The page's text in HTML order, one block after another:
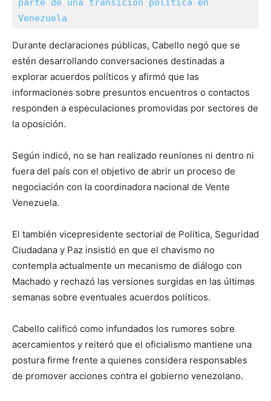
parte de una transición política en
Venezuela
Durante declaraciones públicas, Cabello negó que se
estén desarrollando conversaciones destinadas a
explorar acuerdos políticos y afirmó que las
informaciones sobre presuntos encuentros o contactos
responden a especulaciones promovidas por sectores de
la oposición.
Según indicó, no se han realizado reuniones ni dentro ni
fuera del país con el objetivo de abrir un proceso de
negociación con la coordinadora nacional de Vente
Venezuela.
El también vicepresidente sectorial de Política, Seguridad
Ciudadana y Paz insistió en que el chavismo no
contempla actualmente un mecanismo de diálogo con
Machado y rechazó las versiones surgidas en las últimas
semanas sobre eventuales acuerdos políticos.
Cabello calificó como infundados los rumores sobre
acercamientos y reiteró que el oficialismo mantiene una
postura firme frente a quienes considera responsables
de promover acciones contra el gobierno venezolano.